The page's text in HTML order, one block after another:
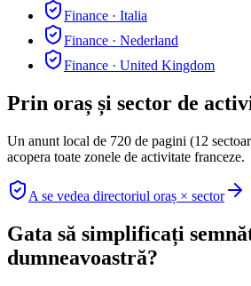
Finance · Italia
Finance · Nederland
Finance · United Kingdom
Prin oraș și sector de
Un anunt local de 720 de pagini (12
acopera toate zonele de activitate franceze.
A se vedea directoriul oraș × sector
Gata să simplificați
dumneavoastră?